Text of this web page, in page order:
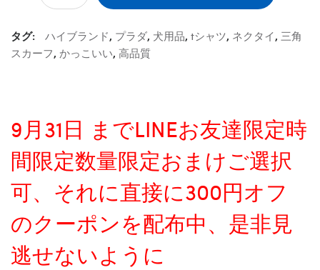
タグ: ハイブランド, プラダ, 犬用品, tシャツ, ネクタイ, 三角
スカーフ, かっこいい, 高品質
9月31日 までLINEお友達限定時
間限定数量限定おまけご選択
可、それに直接に300円オフ
のクーポンを配布中、是非見
逃せないように